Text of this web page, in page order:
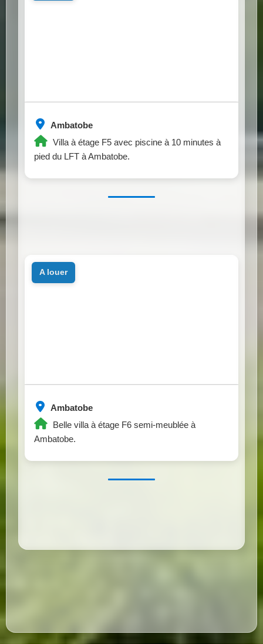
Ambatobe
Villa à étage F5 avec piscine à 10 minutes à
pied du LFT à Ambatobe.
Ambatobe
Belle villa à étage F6 semi-meublée à
Ambatobe.
a louer